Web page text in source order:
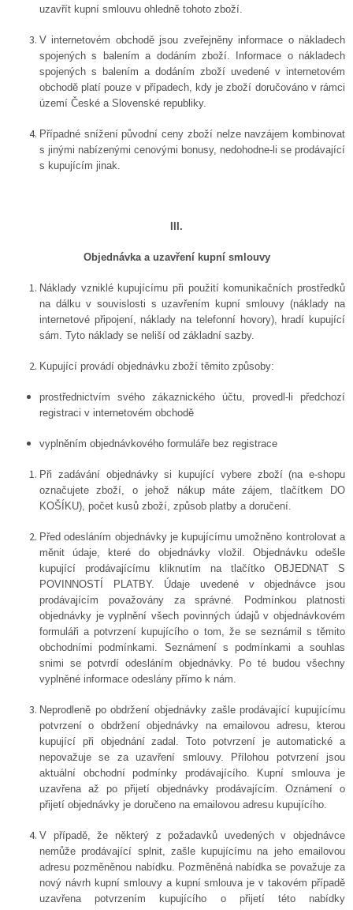
uzavřít kupní smlouvu ohledně tohoto zboží.
V internetovém obchodě jsou zveřejněny informace o nákladech
spojených s balením a dodáním zboží.
Informace o nákladech
spojených s balením a dodáním zboží uvedené v internetovém
obchodě platí pouze v případech, kdy je zboží doručováno v rámci
území České a Slovenské republiky.
Případné snížení původní ceny zboží nelze navzájem kombinovat
s jinými nabízenými cenovými bonusy, nedohodne-li se prodávající
s kupujícím jinak.
III.
Objednávka a uzavření kupní smlouvy
Náklady vzniklé kupujícímu při použití komunikačních prostředků
na dálku v souvislosti s uzavřením kupní smlouvy (náklady na
internetové připojení, náklady na telefonní hovory), hradí kupující
sám. Tyto náklady se neliší od základní sazby.
Kupující provádí objednávku zboží těmito způsoby:
prostřednictvím svého zákaznického účtu, provedl-li předchozí
registraci v internetovém obchodě
vyplněním objednávkového formuláře bez registrace
Při zadávání objednávky si kupující vybere zboží (na e-shopu
označujete zboží, o jehož nákup máte zájem, tlačítkem DO
KOŠÍKU), počet kusů zboží, způsob platby a doručení.
Před odesláním objednávky je kupujícímu umožněno kontrolovat a
měnit údaje, které do objednávky vložil. Objednávku odešle
kupující prodávajícímu kliknutím na tlačítko OBJEDNAT S
POVINNOSTÍ PLATBY. Údaje uvedené v objednávce jsou
prodávajícím považovány za správné. Podmínkou platnosti
objednávky je vyplnění všech povinných údajů v objednávkovém
formuláři a potvrzení kupujícího o tom, že se seznámil s těmito
obchodními podmínkami. Seznámení s podmínkami a souhlas
snimi se potvrdí odesláním objednávky. Po té budou všechny
vyplněné informace odeslány přímo k nám.
Neprodleně po obdržení objednávky zašle prodávající kupujícímu
potvrzení o obdržení objednávky na emailovou adresu, kterou
kupující při objednání zadal. Toto potvrzení je automatické a
nepovažuje se za uzavření smlouvy. Přílohou potvrzení jsou
aktuální obchodní podmínky prodávajícího. Kupní smlouva je
uzavřena až po přijetí objednávky prodávajícím. Oznámení o
přijetí objednávky je doručeno na emailovou adresu kupujícího.
V případě, že některý z požadavků uvedených v objednávce
nemůže prodávající splnit, zašle kupujícímu na jeho emailovou
adresu pozměněnou nabídku. Pozměněná nabídka se považuje za
nový návrh kupní smlouvy a kupní smlouva je v takovém případě
uzavřena potvrzením kupujícího o přijetí této nabídky